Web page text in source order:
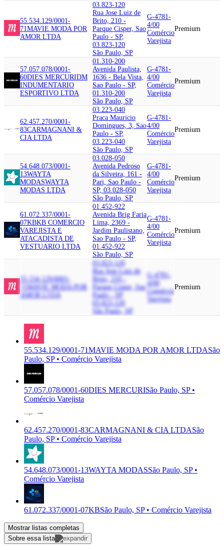
55.534.129/0001-
71 MAVIE MODA POR
AMOR LTDA
03.823-120
Rua Jose Luiz de
Brito, 210 -
Parque Cisper, Sao
Paulo - SP,
03.823-120
São Paulo, SP
G-4781-
4/00
Comércio
Varejista
Premium
57.057.078/0001-
60DIES MERCURIDM
INDUMENTARIO
ESPORTIVO LTDA
01.310-200
Avenida Paulista,
1636 - Bela Vista,
Sao Paulo - SP,
01.310-200
São Paulo, SP
G-4781-
4/00
Comércio
Varejista
Premium
62.457.270/0001-
83CARMAGNANI &
CIA LTDA
03.223-040
Praca Mauricio
Domingues, 3, Sao
Paulo - SP,
03.223-040
São Paulo, SP
G-4781-
4/00
Comércio
Varejista
Premium
54.648.073/0001-
13WAYTA
MODASWAYTA
MODAS LTDA
03.028-050
Avenida Pedroso
da Silveira, 161 -
Pari, Sao Paulo -
SP, 03.028-050
São Paulo, SP
G-4781-
4/00
Comércio
Varejista
Premium
61.072.337/0001-
07KBKB COMERCIO
VAREJISTA E
ATACADISTA DE
VESTUARIO LTDA
01.452-922
Avenida Brig Faria
Lima, 2369 -
Jardim Paulistano,
Sao Paulo - SP,
01.452-922
São Paulo, SP
G-4781-
4/00
Comércio
Varejista
Premium
55.534.129/0001-
MAVIE MODA POR
AMOR LTDA
03.823-120
Rua Jose Luiz de
Brito, 210 -
Parque Cisper, Sao
Paulo - SP,
03.823-120
São Paulo, SP
G-4781-
4/00
Comércio
Varejista
Premium
55.534.129/0001-71MAVIE MODA POR AMOR LTDASão
Paulo, SP • Comércio Varejista
57.057.078/0001-60DIES MERCURISão Paulo, SP •
Comércio Varejista
62.457.270/0001-83CARMAGNANI & CIA LTDASão
Paulo, SP • Comércio Varejista
54.648.073/0001-13WAYTA MODASSão Paulo, SP •
Comércio Varejista
61.072.337/0001-07KBSão Paulo, SP • Comércio Varejista
Mostrar listas completas
Sobre essa lista